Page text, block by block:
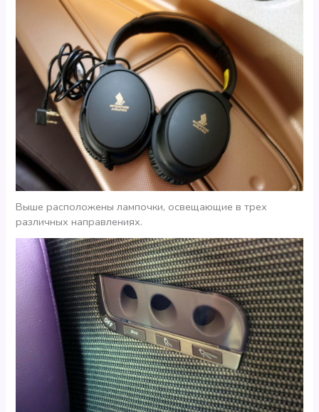
Выше расположены лампочки, освещающие в трех
различных направлениях.